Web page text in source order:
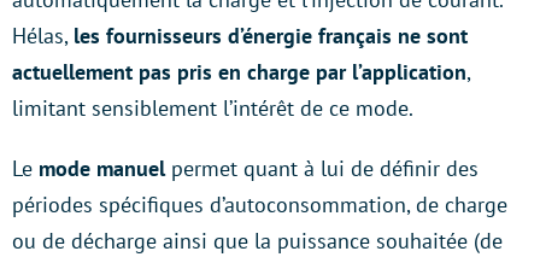
Hélas, les fournisseurs d’énergie français ne sont
actuellement pas pris en charge par l’application,
limitant sensiblement l’intérêt de ce mode.
Le mode manuelpermet quant à lui de définir des
périodes spécifiques d’autoconsommation, de charge
ou de décharge ainsi que la puissance souhaitée (de